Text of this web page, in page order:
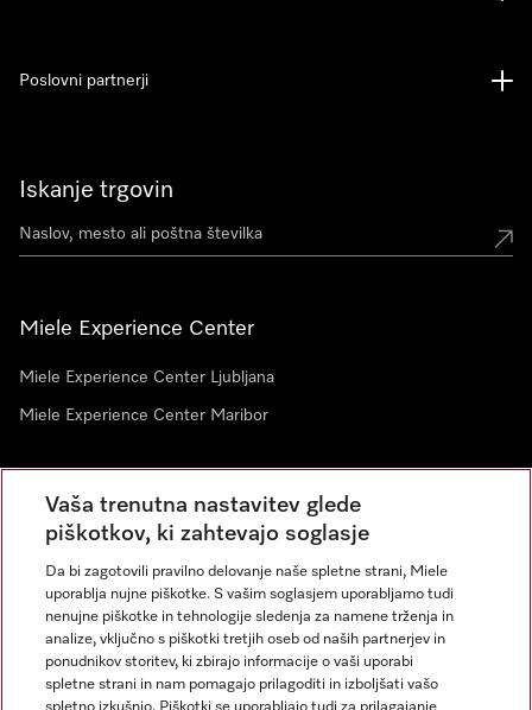
Iskanje trgovin
Miele Experience Center
Miele Experience Center Ljubljana
Miele Experience Center Maribor
Novice
Poslovni partnerji
Vaša trenutna nastavitev glede
piškotkov, ki zahtevajo soglasje
Da bi zagotovili pravilno delovanje naše spletne strani, Miele
uporablja nujne piškotke. S vašim soglasjem uporabljamo tudi
nenujne piškotke in tehnologije sledenja za namene trženja in
analize, vključno s piškotki tretjih oseb od naših partnerjev in
ponudnikov storitev, ki zbirajo informacije o vaši uporabi
spletne strani in nam pomagajo prilagoditi in izboljšati vašo